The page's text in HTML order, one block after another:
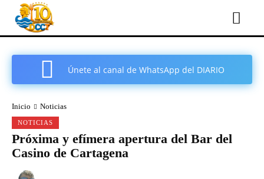
Únete al canal de WhatsApp del DIARIO
Inicio Noticias
NOTICIAS
Próxima y efímera apertura del Bar del
Casino de Cartagena